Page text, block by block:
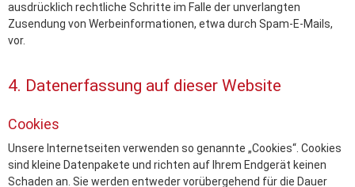
ausdrücklich rechtliche Schritte im Falle der unverlangten
Zusendung von Werbeinformationen, etwa durch Spam-E-Mails,
vor.
4. Datenerfassung auf dieser Website
Cookies
Unsere Internetseiten verwenden so genannte „Cookies“. Cookies
sind kleine Datenpakete und richten auf Ihrem Endgerät keinen
Schaden an. Sie werden entweder vorübergehend für die Dauer